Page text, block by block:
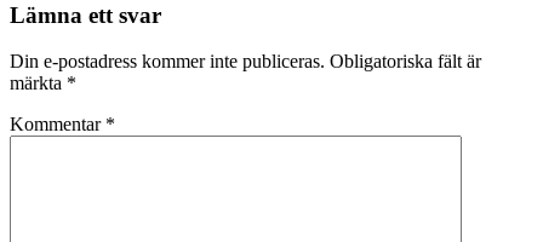
Lämna ett svar
Din e-postadress kommer inte publiceras. Obligatoriska fält är
märkta *
Kommentar *